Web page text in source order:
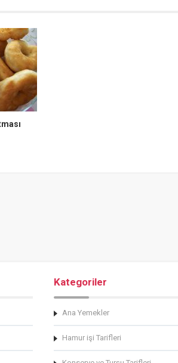
Kategoriler
Ana Yemekler
Hamur işi Tarifleri